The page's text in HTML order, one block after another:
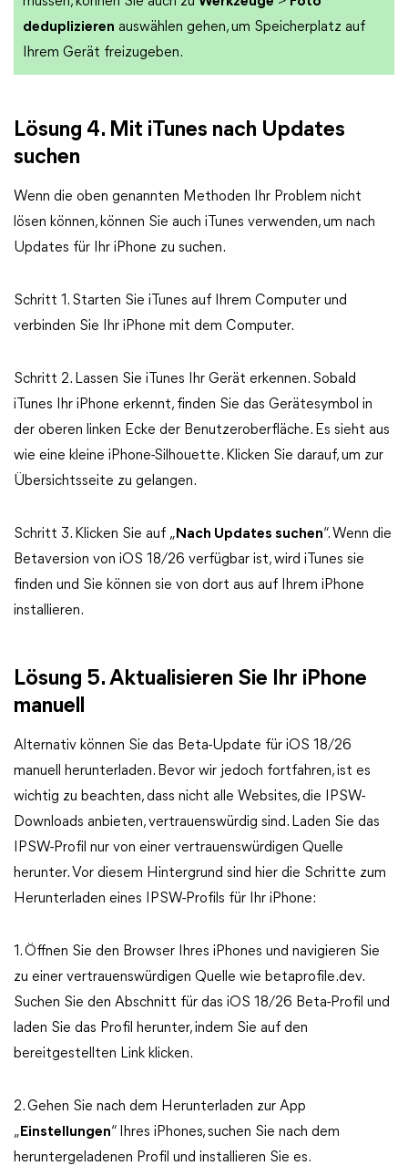
deduplizieren auswählen gehen, um Speicherplatz auf
Ihrem Gerät freizugeben.
Lösung 4. Mit iTunes nach Updates
suchen
Wenn die oben genannten Methoden Ihr Problem nicht
lösen können, können Sie auch iTunes verwenden, um nach
Updates für Ihr iPhone zu suchen.
Schritt 1. Starten Sie iTunes auf Ihrem Computer und
verbinden Sie Ihr iPhone mit dem Computer.
Schritt 2. Lassen Sie iTunes Ihr Gerät erkennen. Sobald
iTunes Ihr iPhone erkennt, finden Sie das Gerätesymbol in
der oberen linken Ecke der Benutzeroberfläche. Es sieht aus
wie eine kleine iPhone-Silhouette. Klicken Sie darauf, um zur
Übersichtsseite zu gelangen.
Schritt 3. Klicken Sie auf „ Nach Updates suchen“. Wenn die
Betaversion von iOS 18/26 verfügbar ist, wird iTunes sie
finden und Sie können sie von dort aus auf Ihrem iPhone
installieren.
Lösung 5. Aktualisieren Sie Ihr iPhone
manuell
Alternativ können Sie das Beta-Update für iOS 18/26
manuell herunterladen. Bevor wir jedoch fortfahren, ist es
wichtig zu beachten, dass nicht alle Websites, die IPSW-
Downloads anbieten, vertrauenswürdig sind. Laden Sie das
IPSW-Profil nur von einer vertrauenswürdigen Quelle
herunter. Vor diesem Hintergrund sind hier die Schritte zum
Herunterladen eines IPSW-Profils für Ihr iPhone:
1. Öffnen Sie den Browser Ihres iPhones und navigieren Sie
zu einer vertrauenswürdigen Quelle wie betaprofile.dev.
Suchen Sie den Abschnitt für das iOS 18/26 Beta-Profil und
laden Sie das Profil herunter, indem Sie auf den
bereitgestellten Link klicken.
2. Gehen Sie nach dem Herunterladen zur App
„ Einstellungen“ Ihres iPhones, suchen Sie nach dem
heruntergeladenen Profil und installieren Sie es.